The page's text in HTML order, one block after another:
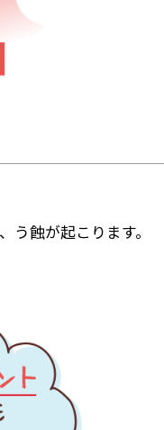
蝕が起こります。